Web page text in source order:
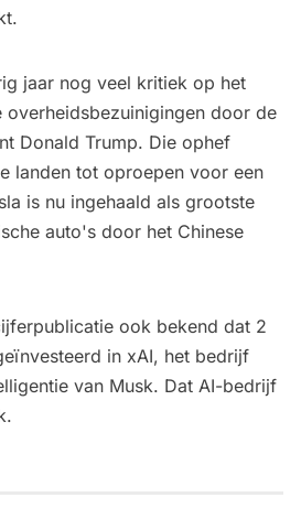
jaar nog veel kritiek op het
door de
Donald Trump. Die ophef
landen tot oproepen voor een
is nu ingehaald als grootste
auto's door het Chinese
ook bekend dat 2
in xAI, het bedrijf
van Musk. Dat AI-bedrijf